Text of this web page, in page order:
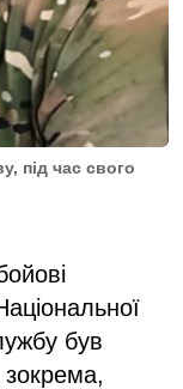
під час свого
був